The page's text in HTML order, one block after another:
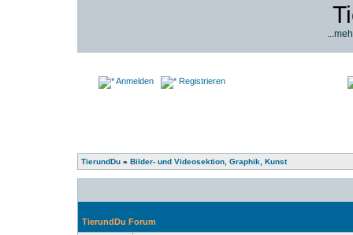
Anmelden Registrieren
TierundDu » Bilder- und Videosektion, Graphik, Kunst
TierundDu Forum